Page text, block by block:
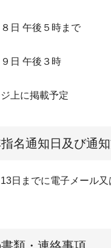
⽇ 午後５時まで
⽇ 午後３時
上に掲載予定
名通知日及び通
日までに電子メール